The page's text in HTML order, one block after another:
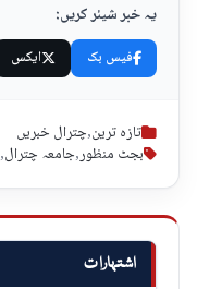
اشتہارات
یہ خبر شیئر کریں:
فیس بک ایکس
تازہ ترین,چترال خبریں
بجٹ منظور,جامعہ چترال,